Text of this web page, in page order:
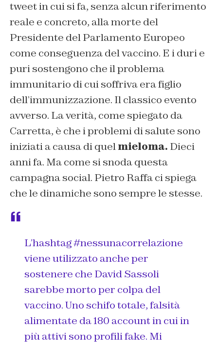
tweet in cui si fa, senza alcun riferimento
reale e concreto, alla morte del
Presidente del Parlamento Europeo
come conseguenza del vaccino. E i duri e
puri sostengono che il problema
immunitario di cui soffriva era figlio
dell’immunizzazione. Il classico evento
avverso. La verità, come spiegato da
Carretta, è che i problemi di salute sono
iniziati a causa di quelmieloma. Dieci
anni fa. Ma come si snoda questa
campagna social. Pietro Raffa ci spiega
che le dinamiche sono sempre le stesse.
L’hashtag#nessunacorrelazione
viene utilizzato anche per
sostenere che David Sassoli
sarebbe morto per colpa del
vaccino. Uno schifo totale, falsità
alimentate da 180 account in cui in
più attivi sono profili fake. Mi